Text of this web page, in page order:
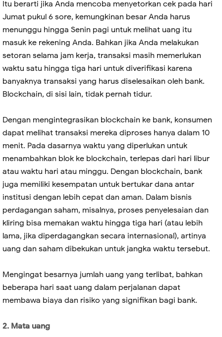
Itu berarti jika Anda mencoba menyetorkan cek pada hari
Jumat pukul 6 sore, kemungkinan besar Anda harus
menunggu hingga Senin pagi untuk melihat uang itu
masuk ke rekening Anda. Bahkan jika Anda melakukan
setoran selama jam kerja, transaksi masih memerlukan
waktu satu hingga tiga hari untuk diverifikasi karena
banyaknya transaksi yang harus diselesaikan oleh bank.
Blockchain, di sisi lain, tidak pernah tidur.
Dengan mengintegrasikan blockchain ke bank, konsumen
dapat melihat transaksi mereka diproses hanya dalam 10
menit. Pada dasarnya waktu yang diperlukan untuk
menambahkan blok ke blockchain, terlepas dari hari libur
atau waktu hari atau minggu. Dengan blockchain, bank
juga memiliki kesempatan untuk bertukar dana antar
institusi dengan lebih cepat dan aman. Dalam bisnis
perdagangan saham, misalnya, proses penyelesaian dan
kliring bisa memakan waktu hingga tiga hari (atau lebih
lama, jika diperdagangkan secara internasional), artinya
uang dan saham dibekukan untuk jangka waktu tersebut.
Mengingat besarnya jumlah uang yang terlibat, bahkan
beberapa hari saat uang dalam perjalanan dapat
membawa biaya dan risiko yang signifikan bagi bank.
2. Mata uang